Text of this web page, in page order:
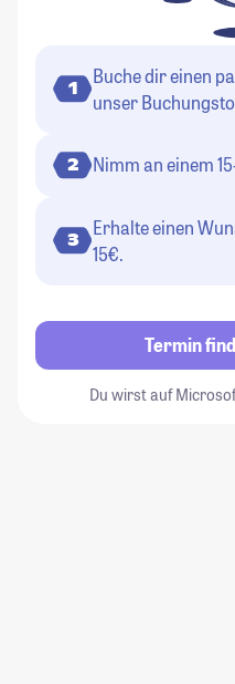
1
Buche dir einen
unser
2 Nimm an einem
3
Erhalte einen
15€.
Termin
Du wirst auf